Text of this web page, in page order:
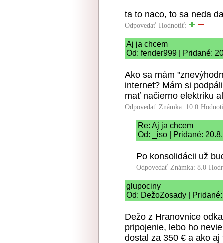
ta to naco, to sa neda
Odpovedať Hodnotiť:
Aj ja chcem
Od: fender999 | Pridané:
Ako sa mám
internet? Mám si
mať načierno elektriku
Odpovedať Známka: 10.0
Re: Aj ja chcem
Od: _iso | Pridané:
Po konsolidácii už
Odpovedať Známka: 8.0
glupociny
Od: DežoZosady |
Dežo z Hranovnice
pripojenie, lebo ho
dostal za 350 € a ako